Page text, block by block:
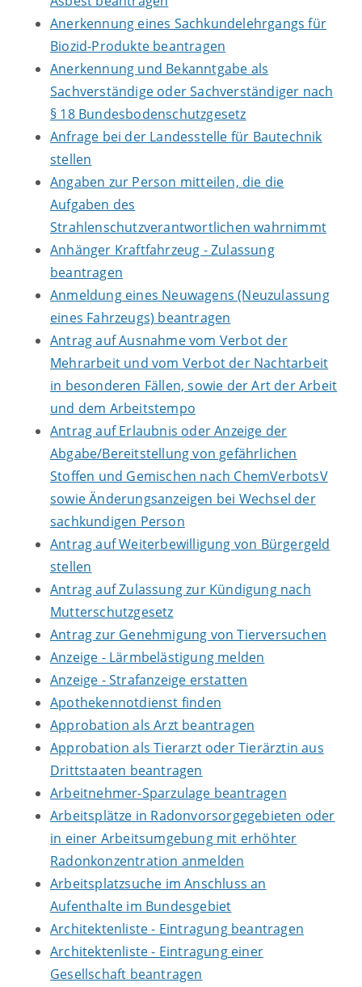
Anerkennung eines Sachkundelehrgangs für
Biozid-Produkte beantragen
Anerkennung und Bekanntgabe als
Sachverständige oder Sachverständiger nach
§ 18 Bundesbodenschutzgesetz
Anfrage bei der Landesstelle für Bautechnik
stellen
Angaben zur Person mitteilen, die die
Aufgaben des
Strahlenschutzverantwortlichen wahrnimmt
Anhänger Kraftfahrzeug - Zulassung
beantragen
Anmeldung eines Neuwagens (Neuzulassung
eines Fahrzeugs) beantragen
Antrag auf Ausnahme vom Verbot der
Mehrarbeit und vom Verbot der Nachtarbeit
in besonderen Fällen, sowie der Art der Arbeit
und dem Arbeitstempo
Antrag auf Erlaubnis oder Anzeige der
Abgabe/Bereitstellung von gefährlichen
Stoffen und Gemischen nach ChemVerbotsV
sowie Änderungsanzeigen bei Wechsel der
sachkundigen Person
Antrag auf Weiterbewilligung von Bürgergeld
stellen
Antrag auf Zulassung zur Kündigung nach
Mutterschutzgesetz
Antrag zur Genehmigung von Tierversuchen
Anzeige - Lärmbelästigung melden
Anzeige - Strafanzeige erstatten
Apothekennotdienst finden
Approbation als Arzt beantragen
Approbation als Tierarzt oder Tierärztin aus
Drittstaaten beantragen
Arbeitnehmer-Sparzulage beantragen
Arbeitsplätze in Radonvorsorgegebieten oder
in einer Arbeitsumgebung mit erhöhter
Radonkonzentration anmelden
Arbeitsplatzsuche im Anschluss an
Aufenthalte im Bundesgebiet
Architektenliste - Eintragung beantragen
Architektenliste - Eintragung einer
Gesellschaft beantragen